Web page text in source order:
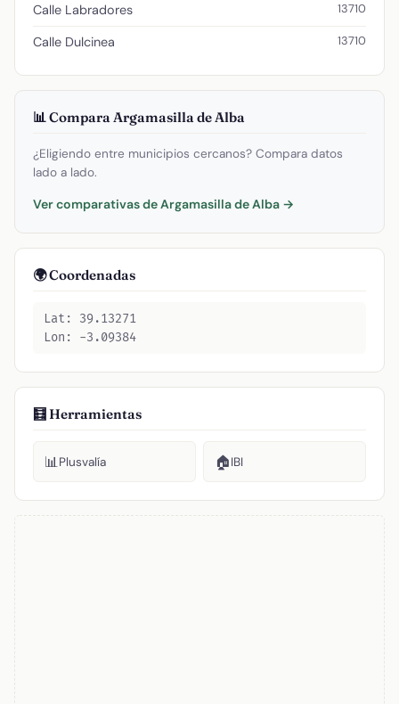
Calle Labradores 13710
Calle Dulcinea 13710
📊 Compara Argamasilla de Alba
¿Eligiendo entre municipios cercanos? Compara datos
lado a lado.
Ver comparativas de Argamasilla de Alba →
🌍 Coordenadas
Lat: 39.13271
Lon: -3.09384
🧮 Herramientas
📊Plusvalía 🏠IBI